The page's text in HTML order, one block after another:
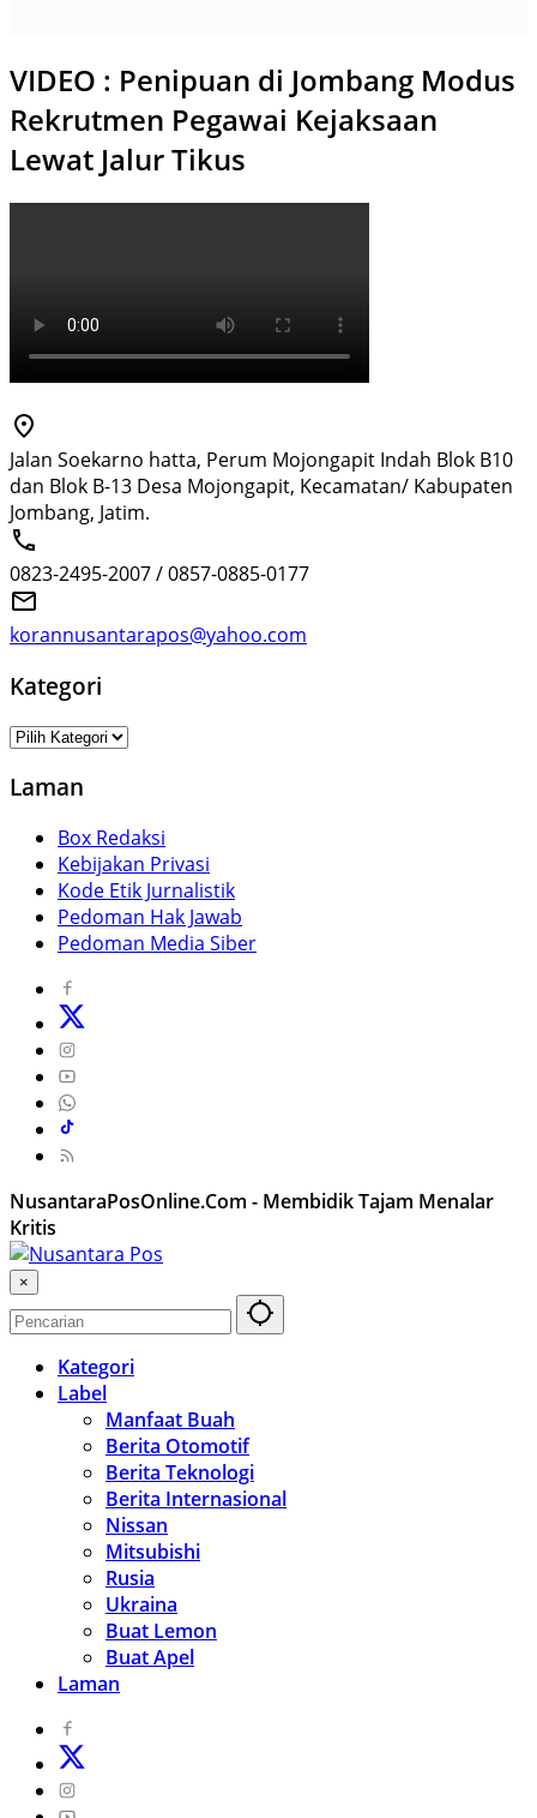
VIDEO : Penipuan di Jombang Modus
Rekrutmen Pegawai Kejaksaan
Lewat Jalur Tikus
Jalan Soekarno hatta, Perum Mojongapit Indah Blok B10
dan Blok B-13 Desa Mojongapit, Kecamatan/ Kabupaten
Jombang, Jatim.
0823-2495-2007 / 0857-0885-0177
korannusantarapos@yahoo.com
Kategori
Kategori
Laman
Box Redaksi
Kebijakan Privasi
Kode Etik Jurnalistik
Pedoman Hak Jawab
Pedoman Media Siber
NusantaraPosOnline.Com - Membidik Tajam Menalar
Kritis
×
Kategori
Label
Manfaat Buah
Berita Otomotif
Berita Teknologi
Berita Internasional
Nissan
Mitsubishi
Rusia
Ukraina
Buat Lemon
Buat Apel
Laman